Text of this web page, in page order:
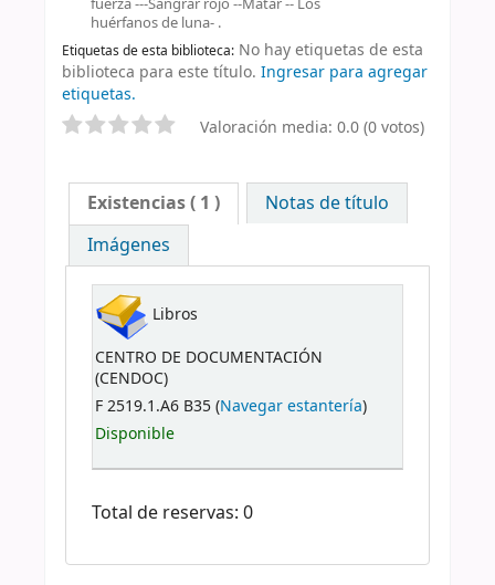
huérfanos de luna- .
Etiquetas de esta biblioteca: No hay etiquetas de esta
biblioteca para este título. Ingresar para agregar
etiquetas.
Valoración media: 0.0 (0 votos)
Existencias( 1 )
Notas de título
Imágenes
Libros
CENTRO DE DOCUMENTACIÓN
(CENDOC)
F 2519.1.A6 B35 (Navegar estantería)
Disponible
Total de reservas: 0